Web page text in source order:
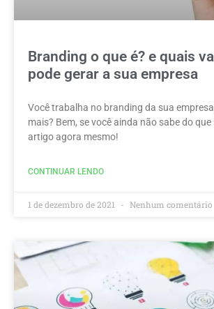
Branding o que é? e quais
pode gerar a sua empresa
Você trabalha no branding da sua
mais? Bem, se você ainda não sabe do
artigo agora mesmo!
CONTINUAR LENDO
1 de dezembro de 2021 Nenhum comentário